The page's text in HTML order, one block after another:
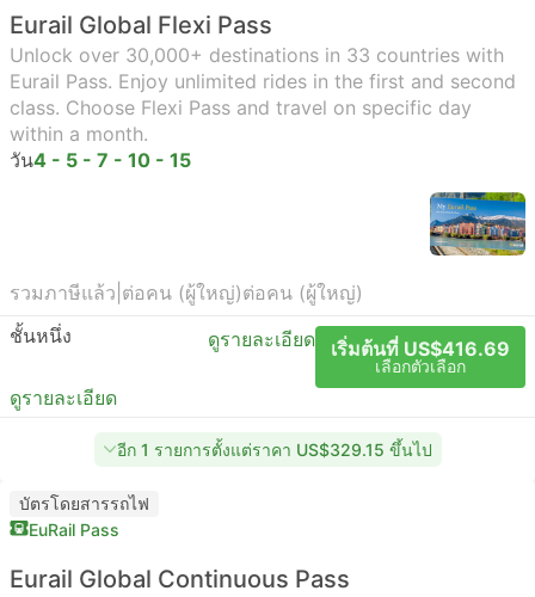
Eurail Global Flexi Pass
Unlock over 30,000+ destinations in 33 countries with
Eurail Pass. Enjoy unlimited rides in the first and second
class. Choose Flexi Pass and travel on specific day
within a month.
วัน4 - 5 - 7 - 10 - 15
รวมภาษีแล้ว ต่อคน (ผู้ใหญ่)ต่อคน (ผู้ใหญ่)
ชั้นหนึ่ง
ดูรายละเอียด เริ่มต้นที่ US$416.69
เลือกตัวเลือก
ดูรายละเอียด
อีก 1 รายการตั้งแต่ราคา US$329.15 ขึ้นไป
บัตรโดยสารรถไฟ
EuRail Pass
Eurail Global Continuous Pass